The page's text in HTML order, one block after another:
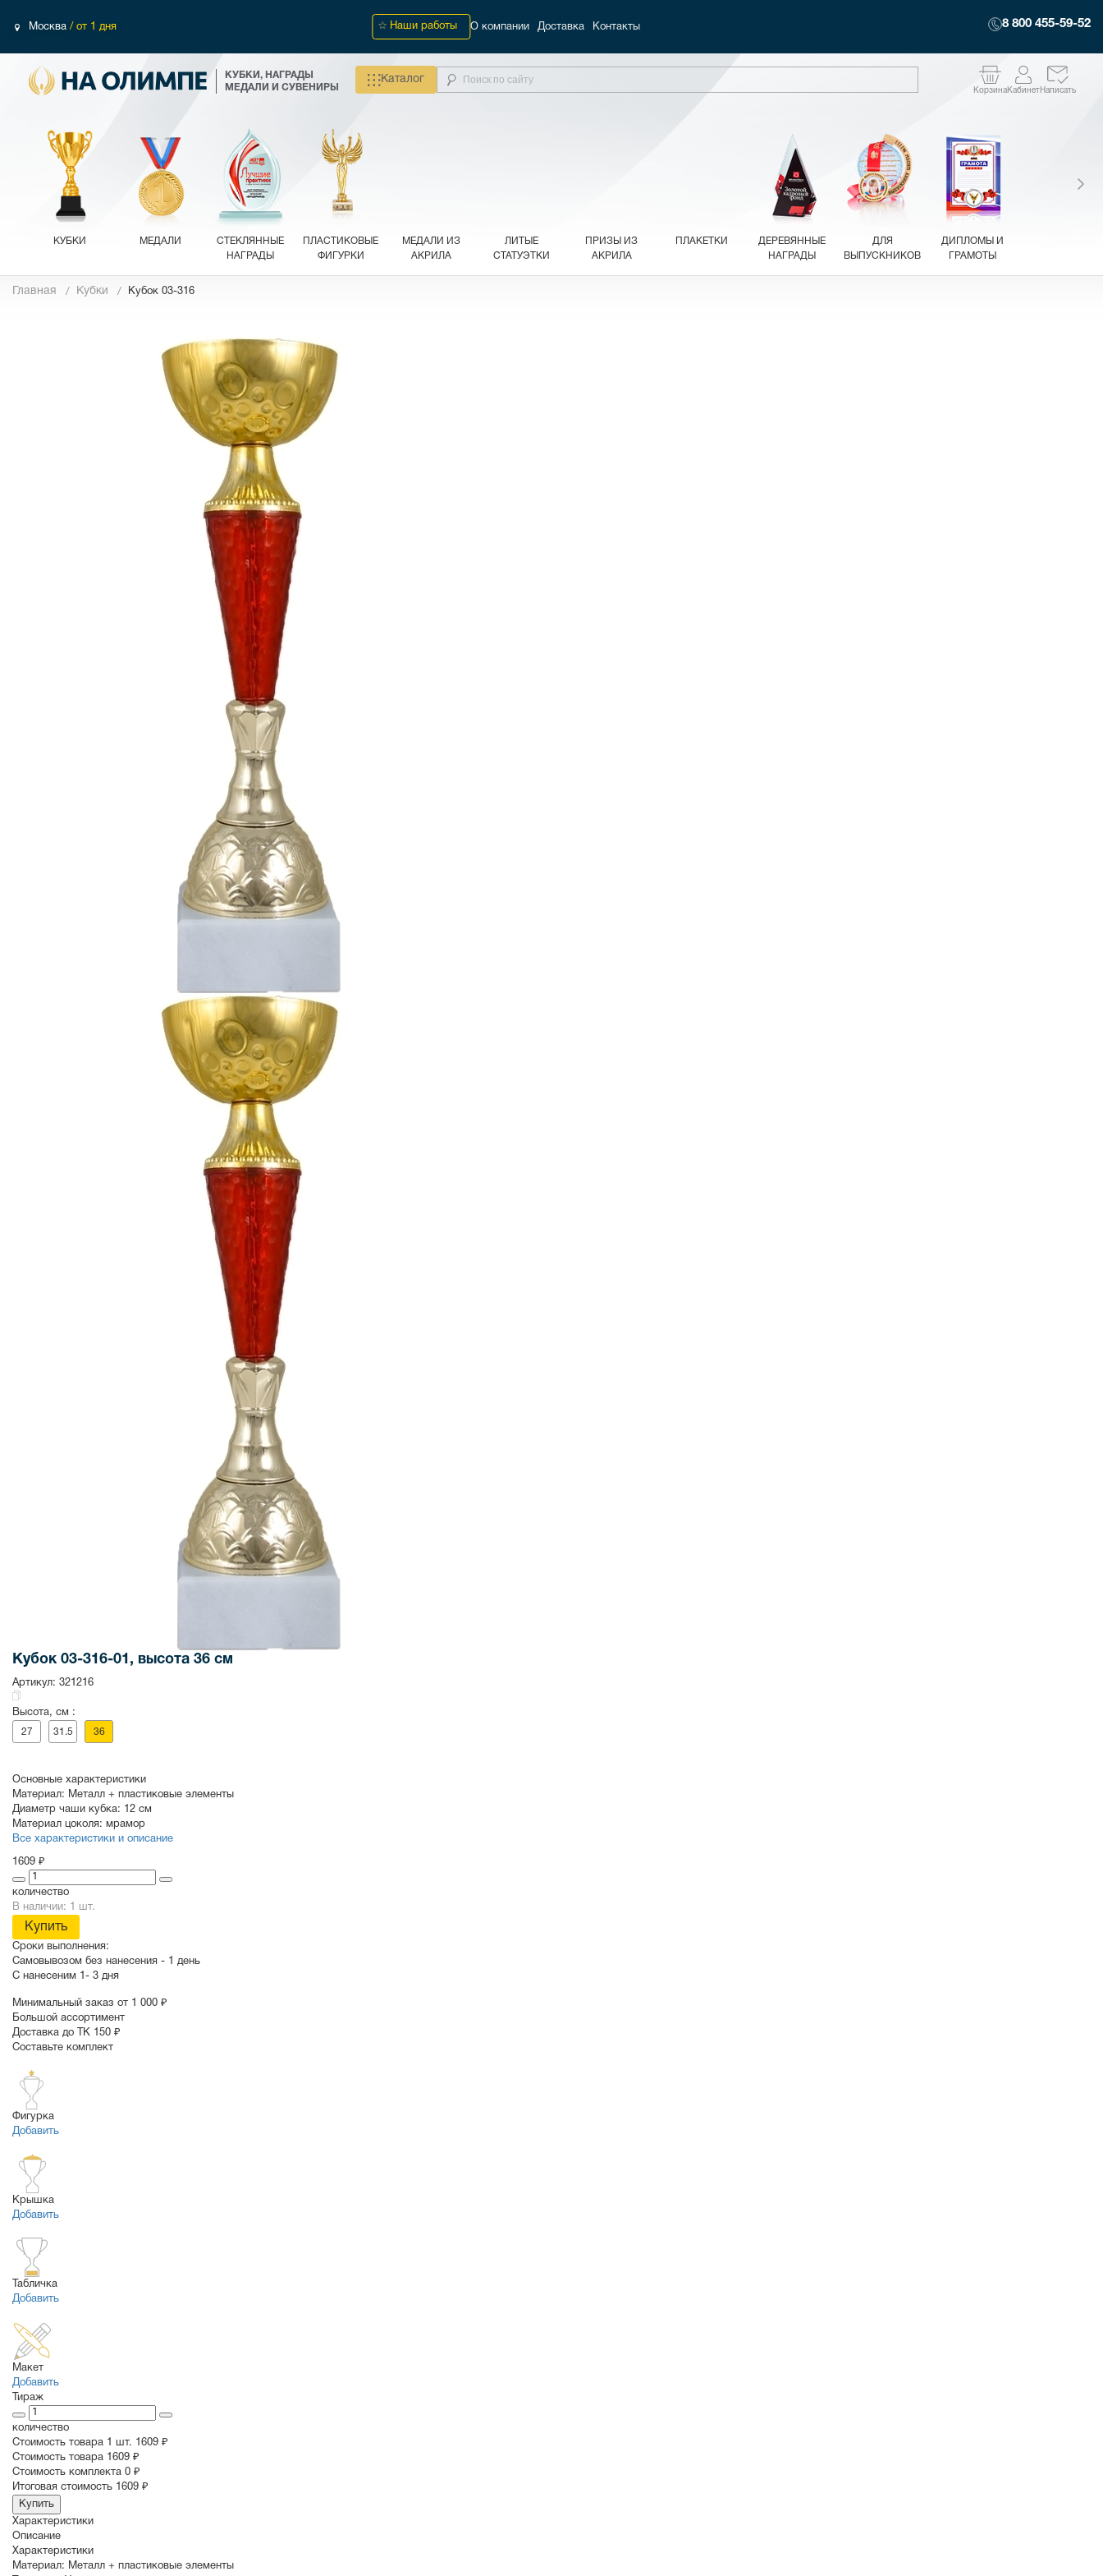
Москва / от 1 дня Наши работы О компании Доставка Контакты 8 800 455-59-52
КУБКИ, НАГРАДЫ
МЕДАЛИ И СУВЕНИРЫ
Каталог
КорзинаКабинетНаписать
КУБКИ МЕДАЛИ
СТЕКЛЯННЫЕ
НАГРАДЫ
ПЛАСТИКОВЫЕ
ФИГУРКИ
МЕДАЛИ ИЗ
АКРИЛА
ЛИТЫЕ
СТАТУЭТКИ
ПРИЗЫ ИЗ
АКРИЛА
ПЛАКЕТКИ
ДЕРЕВЯННЫЕ
НАГРАДЫ
ДЛЯ
ВЫПУСКНИКОВ
ДИПЛОМЫ И
ГРАМОТЫ
РАСПРОДАЖА
ПОИСК ПО
СОБЫТИЮ
Главная Кубки Кубок 03-316
Кубок 03-316-01, высота 36 см
Артикул: 321216
Высота, см :
27 31.5 36
Основные характеристики
Материал: Металл + пластиковые элементы
Диаметр чаши кубка: 12 см
Материал цоколя: мрамор
Все характеристики и описание
1609 ₽
количество
В наличии: 1 шт.
Купить
Сроки выполнения:
Самовывозом без нанесения - 1 день
С нанесеним 1- 3 дня
Минимальный заказ от 1 000 ₽
Большой ассортимент
Доставка до ТК 150 ₽
Составьте комплект
Фигурка
Добавить
Крышка
Добавить
Табличка
Добавить
Макет
Добавить
Тираж
количество
Стоимость товара 1 шт. 1609 ₽
Cтоимость товара 1609 ₽
Стоимость комплекта 0 ₽
Итоговая стоимость 1609 ₽
Купить
Характеристики
Описание
Характеристики
Материал: Металл + пластиковые элементы